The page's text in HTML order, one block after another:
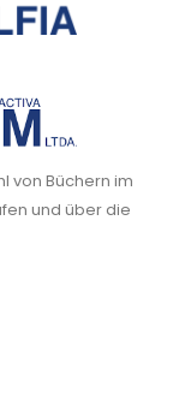
von Büchern im
und über die